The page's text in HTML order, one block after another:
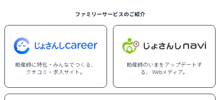
ファミリーサービスのご紹介
助産師に特化・みんなでつくる、
クチコミ・求人サイト。
助産師のいまをアップデートす
る、 Webメディア。